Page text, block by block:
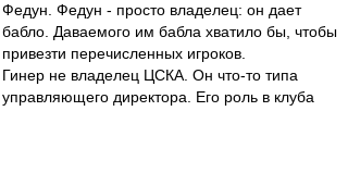
Федун. Федун - просто владелец: он дает
бабло. Даваемого им бабла хватило бы, чтобы
привезти перечисленных игроков.
Гинер не владелец ЦСКА. Он что-то типа
управляющего директора. Его роль в клуба